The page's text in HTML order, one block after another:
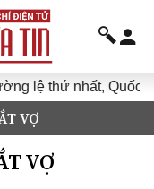
lệ thứ nhất, Quốc hội
VỢ
VỢ